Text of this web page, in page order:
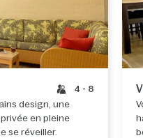
4 - 8
design, une
en pleine
se réveiller.